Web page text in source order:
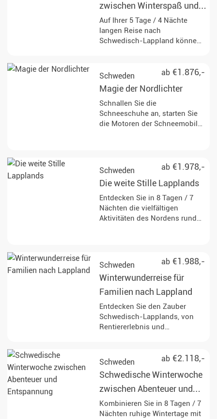
zwischen Winterspaß und
samischer Kultur
Auf Ihrer 5 Tage / 4 Nächte
langen Reise nach
Schwedisch-Lappland können
Schneemobil, Schneeschuhen
oder Hundeschlitten die
schneebedeckte Natur
erkunden.
ab €1.876,-
Schweden
Magie der Nordlichter
Schnallen Sie die
Schneeschuhe an, starten Sie
die Motoren der Schneemobile
ab €1.978,-
Schweden
Die weite Stille Lapplands
Entdecken Sie in 8 Tagen / 7
Nächten die vielfältigen
Aktivitäten des Nordens rund
ab €1.988,-
Schweden
Winterwunderreise für
Familien nach Lappland
Entdecken Sie den Zauber
Schwedisch-Lapplands, von
Rentiererlebnis und
Schneeschuhwanderung.
ab €2.118,-
Schweden
Schwedische Winterwoche
zwischen Abenteuer und
Entspannung
Kombinieren Sie in 8 Tagen / 7
Nächten ruhige Wintertage mit